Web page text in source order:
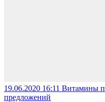
19.06.2020 16:11 Витамины
предложений